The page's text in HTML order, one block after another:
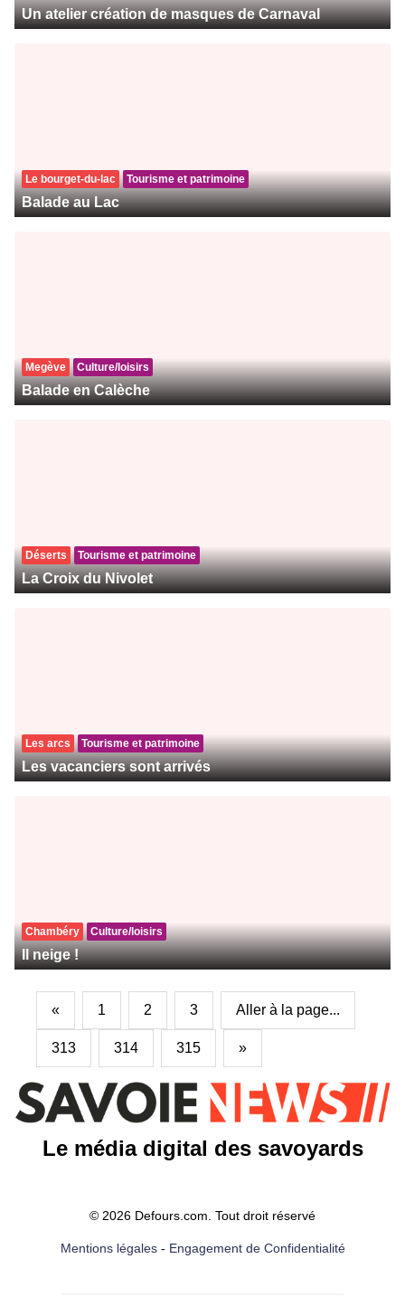
Un atelier création de masques de Carnaval
Le bourget-du-lac Tourisme et patrimoine
Balade au Lac
Megève Culture/loisirs
Balade en Calèche
Déserts Tourisme et patrimoine
La Croix du Nivolet
Les arcs Tourisme et patrimoine
Les vacanciers sont arrivés
Chambéry Culture/loisirs
Il neige !
« 1 2 3 Aller à la page...
313 314 315 »
Le média digital des savoyards
© 2026 Defours.com. Tout droit réservé
Mentions légales- Engagement de Confidentialité